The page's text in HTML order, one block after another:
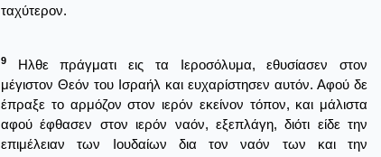
ταχύτερον.
9
Ηλθε πράγματι εις τα Ιεροσόλυμα, εθυσίασεν στον
μέγιστον Θεόν του Ισραήλ και ευχαρίστησεν αυτόν. Αφού δε
έπραξε το αρμόζον στον ιερόν εκείνον τόπον, και μάλιστα
αφού έφθασεν στον ιερόν ναόν, εξεπλάγη, διότι είδε την
επιμέλειαν των Ιουδαίων δια τον ναόν των και την